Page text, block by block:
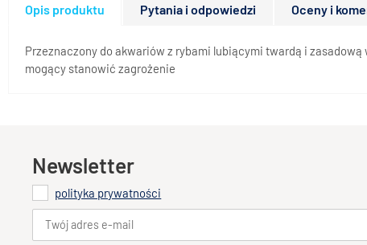
Opis produktu Pytania i odpowiedzi Oceny i
Przeznaczony do akwariów z rybami lubiącymi twardą i
mogący stanowić zagrożenie
Newsletter
polityka prywatności